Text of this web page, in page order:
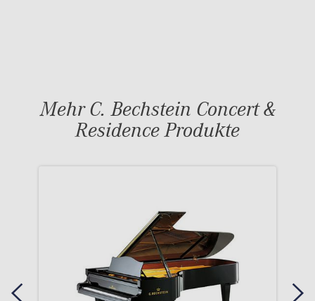
Mehr C. Bechstein Concert &
Residence Produkte